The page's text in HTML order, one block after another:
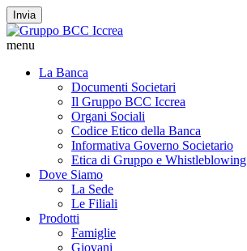
Invia
menu
La Banca
Documenti Societari
Il Gruppo BCC Iccrea
Organi Sociali
Codice Etico della Banca
Informativa Governo Societario
Etica di Gruppo e Whistleblowing
Dove Siamo
La Sede
Le Filiali
Prodotti
Famiglie
Giovani